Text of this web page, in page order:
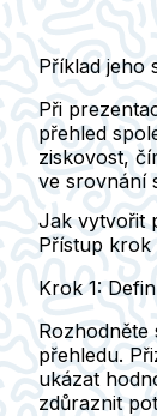
Příklad jeho
Při
přehled
ziskovost,
ve srovnání
Jak vytvořit
Přístup
Krok 1:
Rozhodněte
přehledu.
ukázat
zdůraznit